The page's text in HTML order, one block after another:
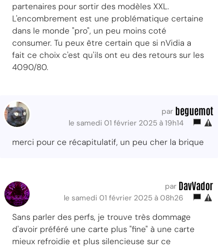
partenaires pour sortir des modèles XXL.
L'encombrement est une problématique certaine
dans le monde "pro", un peu moins coté
consumer. Tu peux être certain que si nVidia a
fait ce choix c'est qu'ils ont eu des retours sur les
4090/80.
par beguemot
le samedi 01 février 2025 à 19h14
merci pour ce récapitulatif, un peu cher la brique
par DavVador
le samedi 01 février 2025 à 08h26
Sans parler des perfs, je trouve très dommage
d'avoir préféré une carte plus "fine" à une carte
mieux refroidie et plus silencieuse sur ce